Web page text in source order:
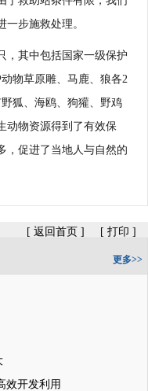
步施救处理。
其中包括国家一级保护
物草原雕、马鹿、狼各2
狐、海鸥、狗獾、野鸡
动物资源得到了有效保
，促进了当地人与自然的
[ 返回首页 ] [ 打印 ]
更多>>
效开发利用